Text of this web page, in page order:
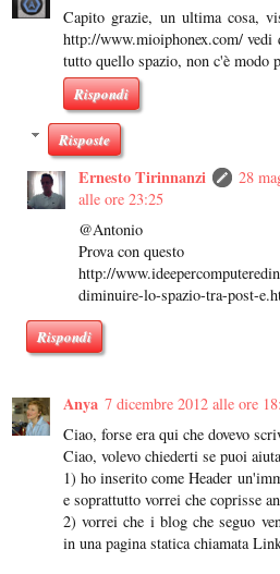
Capito grazie, un ultima cosa,
http://www.mioiphonex.com/
tutto quello spazio, non c'è modo
Rispondi
Risposte
Ernesto Tirinnanzi
28
alle ore 23:25
@Antonio
Prova con questo
http://
diminuire-lo-spazio-tra-post-
Rispondi
Anya 7 dicembre 2012 alle ore
Ciao, forse era qui che dovevo
Ciao, volevo chiederti se puoi
1) ho inserito come Header
e soprattutto vorrei che coprisse
2) vorrei che i blog che seguo
in una pagina statica chiamata